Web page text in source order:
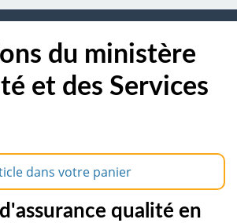
du ministère
et des Services
dans votre panier
qualité en